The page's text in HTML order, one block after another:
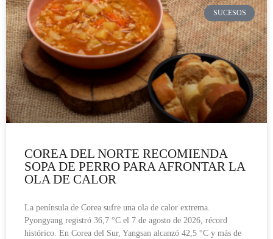
SUCESOS
COREA DEL NORTE RECOMIENDA
SOPA DE PERRO PARA AFRONTAR LA
OLA DE CALOR
La península de Corea sufre una ola de calor extrema.
Pyongyang registró 36,7 °C el 7 de agosto de 2026, récord
histórico. En Corea del Sur, Yangsan alcanzó 42,5 °C y más de